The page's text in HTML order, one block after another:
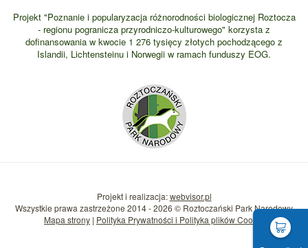
Projekt "Poznanie i popularyzacja różnorodności biologicznej Roztocza
- regionu pogranicza przyrodniczo-kulturowego" korzysta z
dofinansowania w kwocie 1 276 tysięcy złotych pochodzącego z
Islandii, Lichtensteinu i Norwegii w ramach funduszy EOG.
Projekt i realizacja:webvisor.pl
Wszystkie prawa zastrzeżone 2014 - 2026 © Roztoczański Park Narodowy
Mapa strony | Polityka Prywatności i Polityka plików Cookie